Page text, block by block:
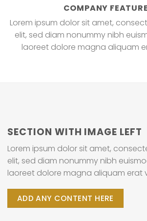
COMPANY
Lorem ipsum dolor sit amet,
elit, sed diam nonummy nibh
laoreet dolore magna aliquam
SECTION WITH IMAGE LEFT
Lorem ipsum dolor sit amet,
elit, sed diam nonummy nibh
laoreet dolore magna aliquam erat
ADD ANY CONTENT HERE